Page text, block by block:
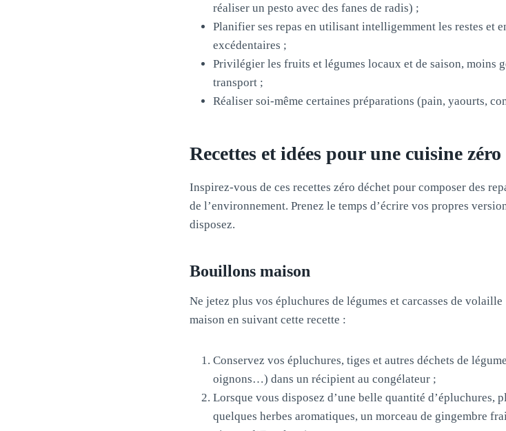
réaliser un pesto avec des fanes de radis) ;
Planifier ses repas en utilisant intelligemment les restes et
excédentaires ;
Privilégier les fruits et légumes locaux et de saison, moins
transport ;
Réaliser soi-même certaines préparations (pain, yaourts,
Recettes et idées pour une cuisine zéro
Inspirez-vous de ces recettes zéro déchet pour composer des
de l’environnement. Prenez le temps d’écrire vos propres
disposez.
Bouillons maison
Ne jetez plus vos épluchures de légumes et carcasses de
maison en suivant cette recette :
Conservez vos épluchures, tiges et autres déchets de
oignons…) dans un récipient au congélateur ;
Lorsque vous disposez d’une belle quantité d’épluchures,
quelques herbes aromatiques, un morceau de gingembre